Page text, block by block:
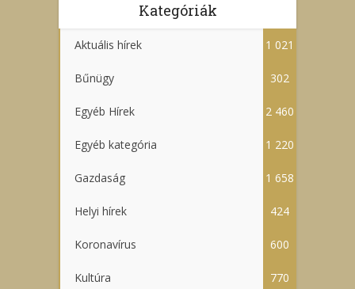
Kategóriák
Aktuális hírek 1 021
Bűnügy 302
Egyéb Hírek 2 460
Egyéb kategória 1 220
Gazdaság 1 658
Helyi hírek 424
Koronavírus 600
Kultúra 770